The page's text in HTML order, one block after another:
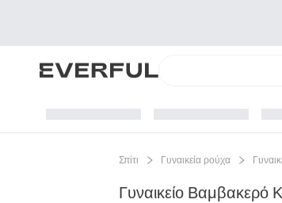
Σπίτι Γυναικεία ρούχα
Γυναικείο Βαμβακερό